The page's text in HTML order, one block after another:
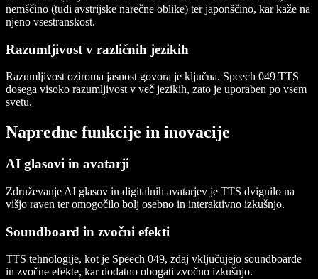
nemščino (tudi avstrijske narečne oblike) ter japonščino, kar kaže na
njeno vsestranskost.
Razumljivost v različnih jezikih
Razumljivost oziroma jasnost govora je ključna. Speech 049 TTS
dosega visoko razumljivost v več jezikih, zato je uporaben po vsem
svetu.
Napredne funkcije in inovacije
AI glasovi in avatarji
Združevanje AI glasov in digitalnih avatarjev je TTS dvignilo na
višjo raven ter omogočilo bolj osebno in interaktivno izkušnjo.
Soundboard in zvočni efekti
TTS tehnologije, kot je Speech 049, zdaj vključujejo soundboarde
in zvočne efekte, kar dodatno obogati zvočno izkušnjo.